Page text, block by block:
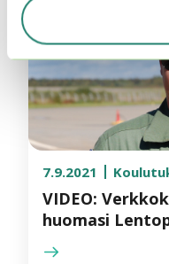
7.9.2021
VIDEO:
huomasi